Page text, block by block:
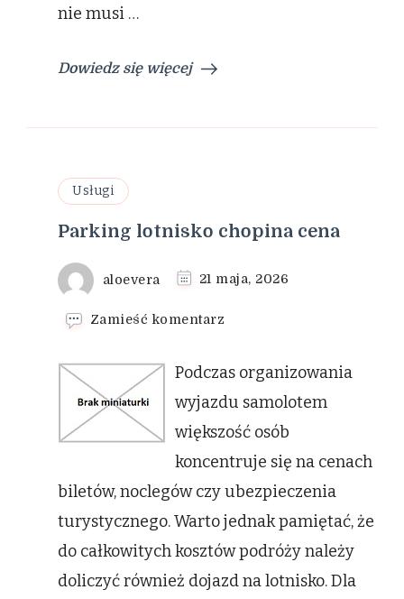
nie musi …
Dowiedz się więcej
Usługi
Parking lotnisko chopina cena
aloevera 21 maja, 2026
Zamieść komentarz
lotnisko
chopina
Podczas organizowania
wyjazdu samolotem
większość osób
koncentruje się na cenach
biletów, noclegów czy ubezpieczenia
turystycznego. Warto jednak pamiętać, że
do całkowitych kosztów podróży należy
doliczyć również dojazd na lotnisko. Dla